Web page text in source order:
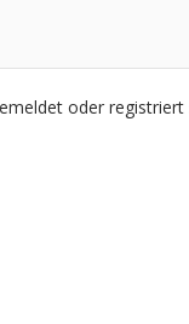
oder